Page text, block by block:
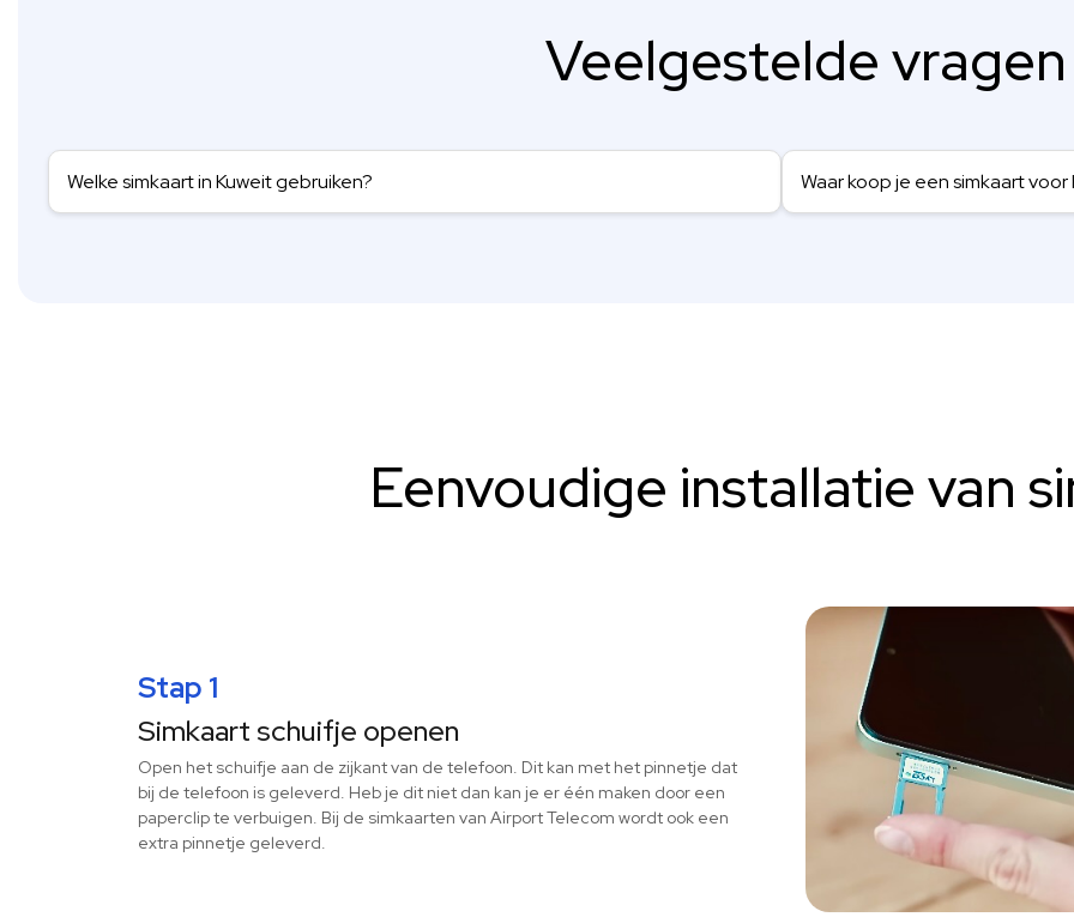
Veelgestelde vragen
Welke simkaart in Kuweit gebruiken? Waar koop je een simkaart voor
Eenvoudige installatie van
Stap 1
Simkaart schuifje openen
Open het schuifje aan de zijkant van de telefoon. Dit kan met het pinnetje dat
bij de telefoon is geleverd. Heb je dit niet dan kan je er één maken door een
paperclip te verbuigen. Bij de simkaarten van Airport Telecom wordt ook een
extra pinnetje geleverd.